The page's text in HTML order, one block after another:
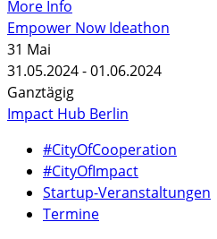
More Info
Empower Now Ideathon
31 Mai
31.05.2024 - 01.06.2024
Ganztägig
Impact Hub Berlin
#CityOfCooperation
#CityOfImpact
Startup-Veranstaltungen
Termine